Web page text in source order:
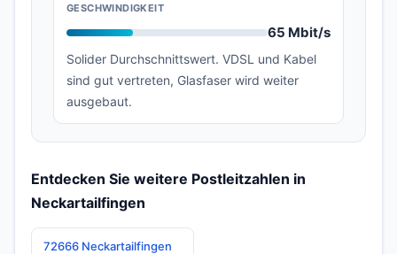
GESCHWINDIGKEIT
65 Mbit/s
Solider Durchschnittswert. VDSL und Kabel
sind gut vertreten, Glasfaser wird weiter
ausgebaut.
Entdecken Sie weitere Postleitzahlen in
Neckartailfingen
72666 Neckartailfingen